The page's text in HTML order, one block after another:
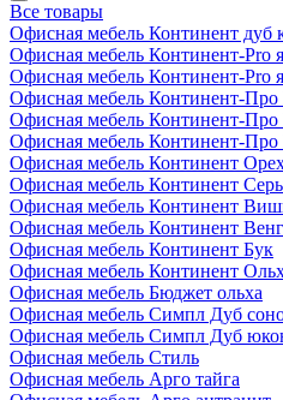
Все товары
Офисная мебель Континент дуб
Офисная мебель Континент-Pro
Офисная мебель Континент-Pro
Офисная мебель Континент-Про
Офисная мебель Континент-Про
Офисная мебель Континент-Про
Офисная мебель Континент
Офисная мебель Континент
Офисная мебель Континент
Офисная мебель Континент
Офисная мебель Континент Бук
Офисная мебель Континент
Офисная мебель Бюджет ольха
Офисная мебель Симпл Дуб
Офисная мебель Симпл Дуб
Офисная мебель Стиль
Офисная мебель Арго тайга